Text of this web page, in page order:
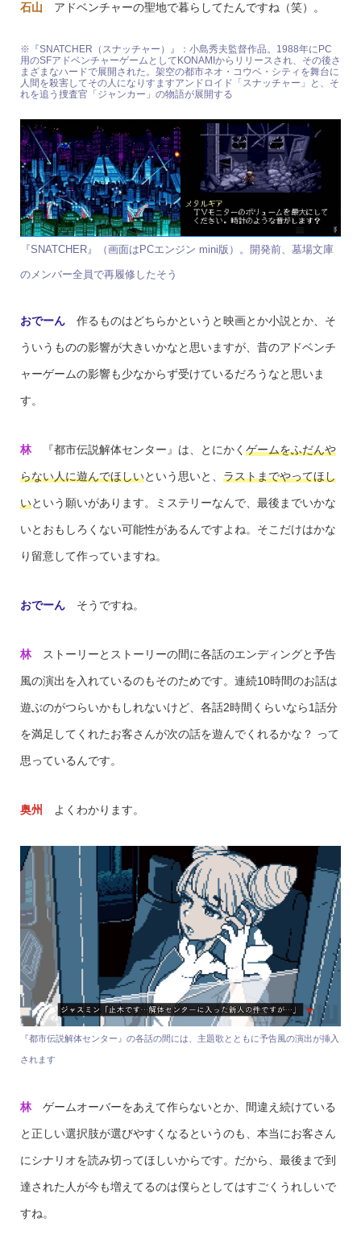
石山 アドベンチャーの聖地で暮らしてたんですね（笑）。
※『SNATCHER（スナッチャー）』：小島秀夫監督作品。1988年にPC
用のSFアドベンチャーゲームとしてKONAMIからリリースされ、その後さ
まざまなハードで展開された。架空の都市ネオ・コウベ・シティを舞台に
人間を殺害してその人になりすますアンドロイド「スナッチャー」と、そ
れを追う捜査官「ジャンカー」の物語が展開する
『SNATCHER』（画面はPCエンジン mini版）。開発前、墓場文庫
のメンバー全員で再履修したそう
おでーん作るものはどちらかというと映画とか小説とか、そ
ういうものの影響が大きいかなと思いますが、昔のアドベンチ
ャーゲームの影響も少なからず受けているだろうなと思いま
す。
林『都市伝説解体センター』は、とにかく ゲームをふだんや
らない人に遊んでほしいという思いと、 ラストまでやってほし
いという願いがあります。ミステリーなんで、最後までいかな
いとおもしろくない可能性があるんですよね。そこだけはかな
り留意して作っていますね。
おでーんそうですね。
林ストーリーとストーリーの間に各話のエンディングと予告
風の演出を入れているのもそのためです。連続10時間のお話は
遊ぶのがつらいかもしれないけど、各話2時間くらいなら1話分
を満足してくれたお客さんが次の話を遊んでくれるかな？ って
思っているんです。
奥州 よくわかります。
『都市伝説解体センター』の各話の間には、主題歌とともに予告風の演出が挿入
されます
林ゲームオーバーをあえて作らないとか、間違え続けている
と正しい選択肢が選びやすくなるというのも、本当にお客さん
にシナリオを読み切ってほしいからです。だから、最後まで到
達された人が今も増えてるのは僕らとしてはすごくうれしいで
すね。